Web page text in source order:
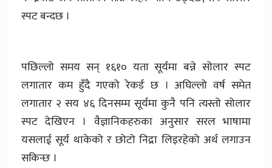
स्पट बन्दछ ।
पछिल्लो समय सन् १६१० यता सूर्यमा बन्ने सोलार स्पट
लगातार कम हुँदै गएको रेकर्ड छ । अघिल्लो वर्ष समेत
लगातार २ सय ४६ दिनसम्म सूर्यमा कुनै पनि त्यस्तो सोलार
स्पट देखिएन । वैज्ञानिकहरुका अनुसार सरल भाषामा
यसलाई सूर्य थाकेको र छोटो निद्रा लिइरहेको अर्थ लगाउन
सकिन्छ ।